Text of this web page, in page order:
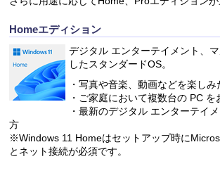
Homeエディション
デジタル エンターテイメント、
したスタンダードOS。
・写真や音楽、動画などを楽しみ
・ご家庭において複数台の PC を
・最新のデジタル エンターテイ
方
※Windows 11 Homeはセットアップ時に
とネット接続が必須です。